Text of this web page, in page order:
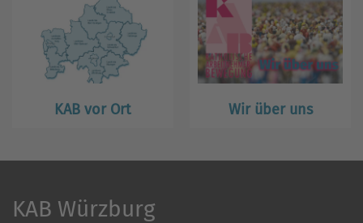
KAB vor Ort Wir über uns
KAB Würzburg